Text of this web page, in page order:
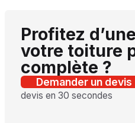
Profitez
votre toiture
complète ?
Demander un
devis en 30 secondes